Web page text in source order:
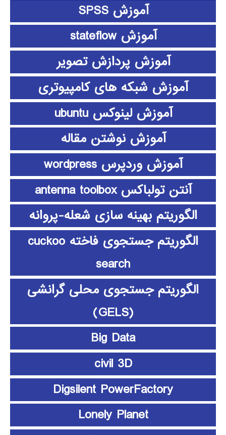
آموزش SPSS
آموزش stateflow
آموزش پردازش تصویر
آموزش شبکه های کامپیوتری
آموزش لینوکس ubuntu
آموزش نوشتن مقاله
آموزش وردپرس wordpress
آنتن تولباکس antenna toolbox
الگوریتم بهینه سازی شعله-پروانه
الگوریتم جستجوی فاخته cuckoo
search
الگوریتم جستجوی محلی گرانشی
(GELS)
Big Data
civil 3D
Digsilent PowerFactory
Lonely Planet